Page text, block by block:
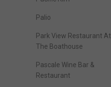
Palio
Park View Restaurant At
The Boathouse
Pascale Wine Bar &
Restaurant